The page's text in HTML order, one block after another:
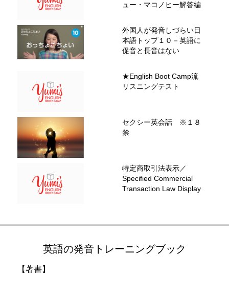
ュー・マコノヒー解答編
外国人が発音しづらい日
本語トップ１０－英語に
促音と長音はない
★English Boot Camp流
リスニングテスト
セクシー英会話 ※１８
禁
特定商取引法表示／
Specified Commercial
Transaction Law Display
英語の発音トレーニングブック
【著書】